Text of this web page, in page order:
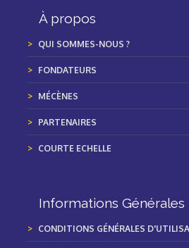
À propos
QUI SOMMES-NOUS ?
FONDATEURS
MÉCÈNES
PARTENAIRES
COURTE ECHELLE
Informations Générales
CONDITIONS GÉNÉRALES